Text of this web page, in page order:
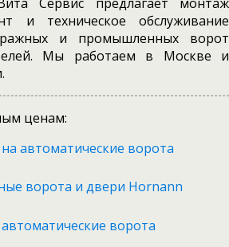
и техническое обслуживание
и промышленных ворот
Мы работаем в Москве и
ценам:
автоматические ворота
ворота и двери Hornann
ворота